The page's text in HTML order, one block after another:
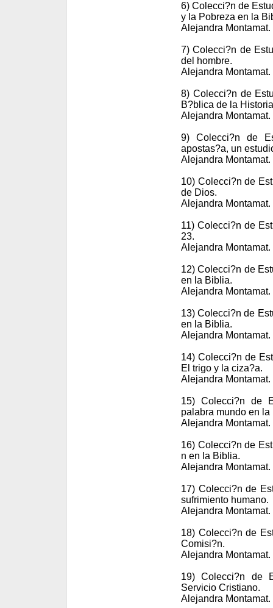
6) Colecci?n de
y la Pobreza en la
Alejandra
7) Colecci?n de
del hombre.
Alejandra
8) Colecci?n de
B?blica de la
Alejandra
9) Colecci?n de
apostas?a, un
Alejandra
10) Colecci?n de
de Dios.
Alejandra
11) Colecci?n de
23.
Alejandra Montamat.
12) Colecci?n de
en la Biblia.
Alejandra
13) Colecci?n de
en la Biblia.
Alejandra
14) Colecci?n de
El trigo y la ciza?a.
Alejandra
15) Colecci?n de
palabra mundo en la
Alejandra
16) Colecci?n de
n en la Biblia.
Alejandra
17) Colecci?n de
sufrimiento humano.
Alejandra
18) Colecci?n de
Comisi?n.
Alejandra
19) Colecci?n de
Servicio Cristiano.
Alejandra